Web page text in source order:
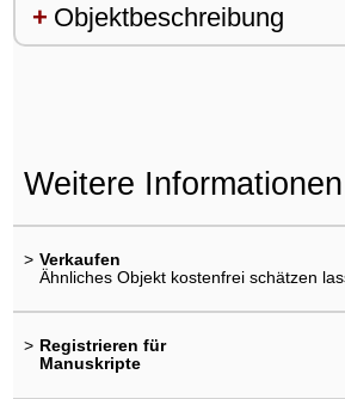
Objektbeschreibung
Weitere Informationen
> Verkaufen
Ähnliches Objekt kostenfrei schätzen
> Registrieren für
Manuskripte